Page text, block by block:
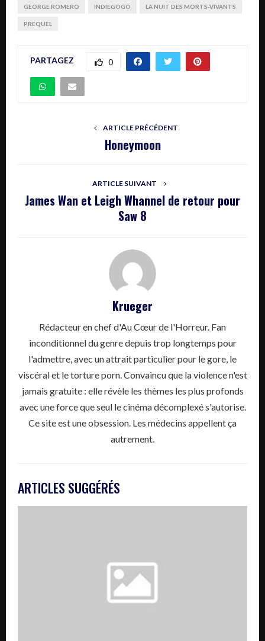
GEORGE ROMERO INDIEGOGO LA NUIT DES MORTS-VIVANTS
PREQUEL
PARTAGEZ 0
ARTICLE PRÉCÉDENT
Honeymoon
ARTICLE SUIVANT
James Wan et Leigh Whannel de retour pour
Saw 8
Krueger
Rédacteur en chef d'Au Cœur de l'Horreur. Fan
inconditionnel du genre depuis trop longtemps pour
l'admettre, avec un attrait particulier pour le gore, le
viscéral et le torture porn. Convaincu que la violence n'est
jamais gratuite : elle révèle les thèmes les plus profonds
avec une force que seul le cinéma décomplexé s'autorise.
Ce site est une obsession. Les médecins appellent ça
autrement.
ARTICLES SUGGÉRÉS